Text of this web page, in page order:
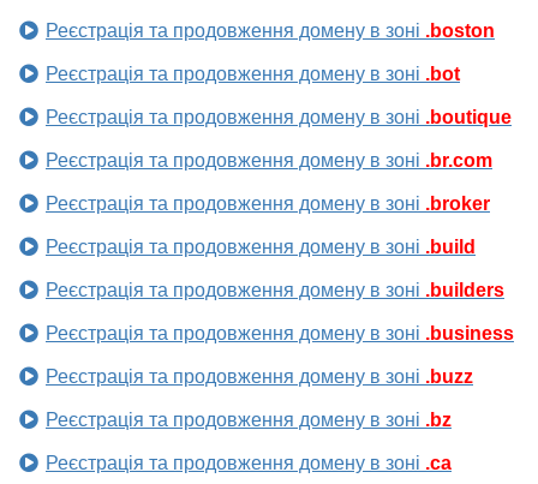
Реєстрація та продовження домену в зоні .boston
Реєстрація та продовження домену в зоні .bot
Реєстрація та продовження домену в зоні .boutique
Реєстрація та продовження домену в зоні .br.com
Реєстрація та продовження домену в зоні .broker
Реєстрація та продовження домену в зоні .build
Реєстрація та продовження домену в зоні .builders
Реєстрація та продовження домену в зоні .business
Реєстрація та продовження домену в зоні .buzz
Реєстрація та продовження домену в зоні .bz
Реєстрація та продовження домену в зоні .ca